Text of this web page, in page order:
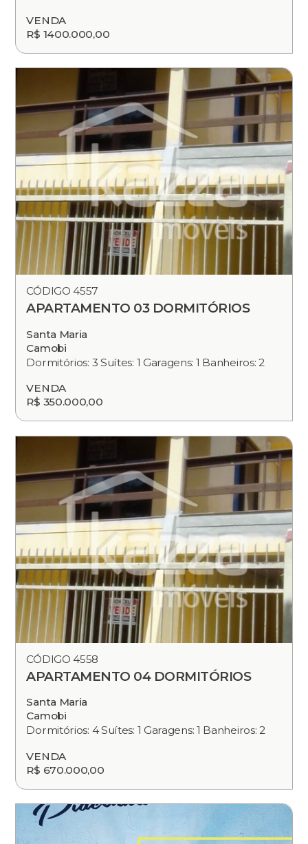
VENDA
R$ 1400.000,00
CÓDIGO 4557
APARTAMENTO 03 DORMITÓRIOS
Santa Maria
Camobi
Dormitórios: 3 Suítes: 1 Garagens: 1 Banheiros: 2
VENDA
R$ 350.000,00
CÓDIGO 4558
APARTAMENTO 04 DORMITÓRIOS
Santa Maria
Camobi
Dormitórios: 4 Suítes: 1 Garagens: 1 Banheiros: 2
VENDA
R$ 670.000,00